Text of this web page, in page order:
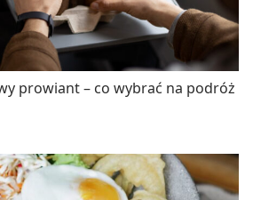
prowiant – co wybrać na podróż